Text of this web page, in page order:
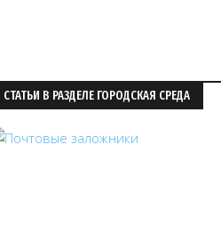
СТАТЬИ В РАЗДЕЛЕ ГОРОДСКАЯ СРЕДА